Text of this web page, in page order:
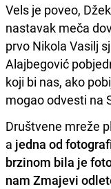
Vels je poveo,
nastavak meča
prvo Nikola Vasilj
Alajbegović
koji bi nas, ako
mogao odvesti na
Društvene mreže
a jedna od
brzinom bila je
nam Zmajevi